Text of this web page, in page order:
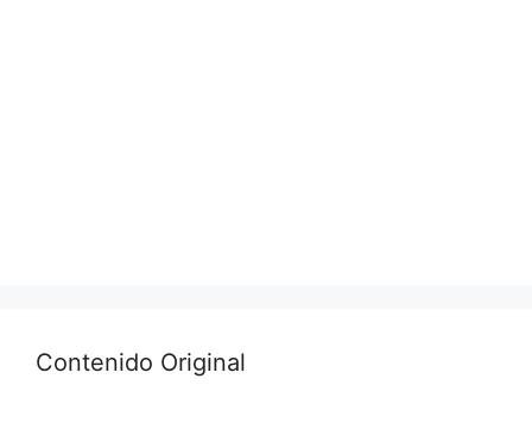
Contenido Original